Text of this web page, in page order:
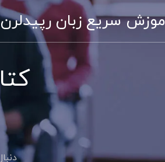
سریع زبان رپیدلرن